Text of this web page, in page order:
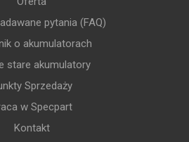
pytania (FAQ)
o akumulatorach
stare akumulatory
Sprzedaży
w Specpart
Kontakt